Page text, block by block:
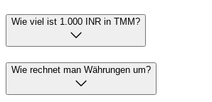
Wie viel ist 1.000 INR in TMM?
Wie rechnet man Währungen um?